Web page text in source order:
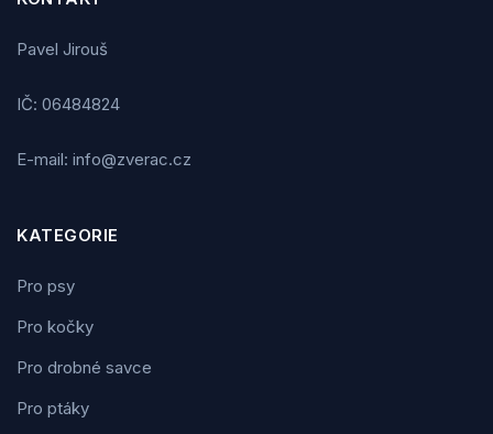
Pavel Jirouš
IČ: 06484824
E-mail: info@zverac.cz
KATEGORIE
Pro psy
Pro kočky
Pro drobné savce
Pro ptáky